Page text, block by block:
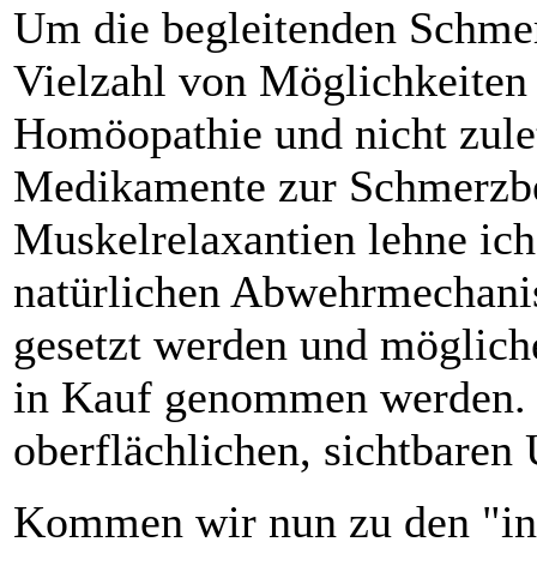
Um die begleitenden
Vielzahl von Möglichkeiten
Homöopathie und nicht
Medikamente zur
Muskelrelaxantien lehne
natürlichen
gesetzt werden und
in Kauf genommen
oberflächlichen, sichtbaren
Kommen wir nun zu den